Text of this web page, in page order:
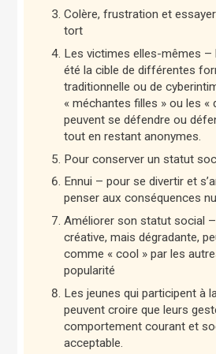
Colère, frustration et
tort
Les victimes elles-mêmes –
été la cible de différentes
traditionnelle ou de
« méchantes filles » ou les «
peuvent se défendre ou
tout en restant anonymes.
Pour conserver un statut
Ennui – pour se divertir et
penser aux conséquences
Améliorer son statut social
créative, mais dégradante,
comme « cool » par les
popularité
Les jeunes qui participent à
peuvent croire que leurs
comportement courant et
acceptable.